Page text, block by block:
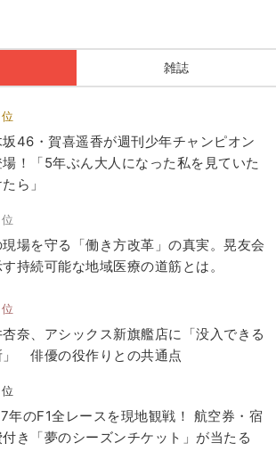
雑誌
位
坂46・賀喜遥香が週刊少年チャンピオン
場！「5年ぶん大人になった私を見ていた
ら」
位
場を守る「働き方改革」の真実。晃友会
持続可能な地域医療の道筋とは。
位
奈、アシックス新旗艦店に「没入できる
」 俳優の役作りとの共通点
位
年のF1全レースを現地観戦！ 航空券・宿
き「夢のシーズンチケット」が当たる